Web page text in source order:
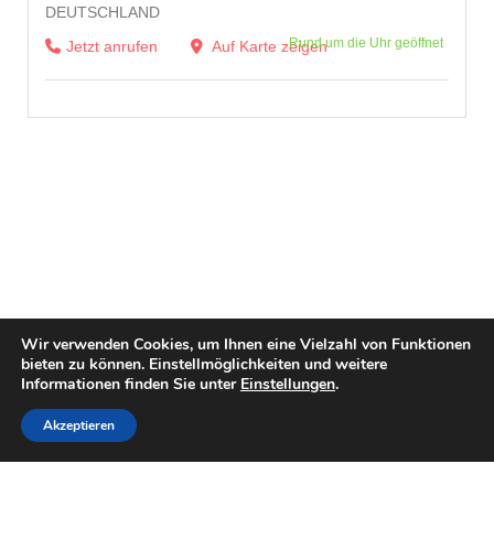
EUTSCHLAND
Jetzt anrufen
Auf Karte zeigenRund um die Uhr geöffnet
Wir verwenden Cookies, um Ihnen eine Vielzahl von Funktionen
bieten zu können. Einstellmöglichkeiten und weitere
Informationen finden Sie unter Einstellungen.
Akzeptieren